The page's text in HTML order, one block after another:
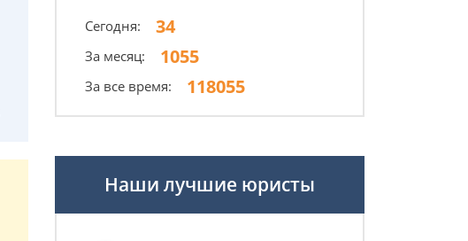
Сегодня: 34
За месяц: 1055
За все время: 118055
Наши лучшие юристы